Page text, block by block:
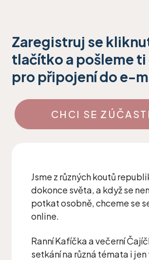
Zaregistruj se
tlačítko a pošleme ti
pro připojení do e-
CHCI SE
Jsme z různých koutů
dokonce světa, a když se
potkat osobně, chceme se
online.
Ranní Kafíčka a večerní
setkání na různá témata i jen